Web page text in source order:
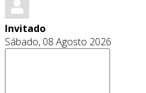
Invitado
Sábado, 08 Agosto 2026